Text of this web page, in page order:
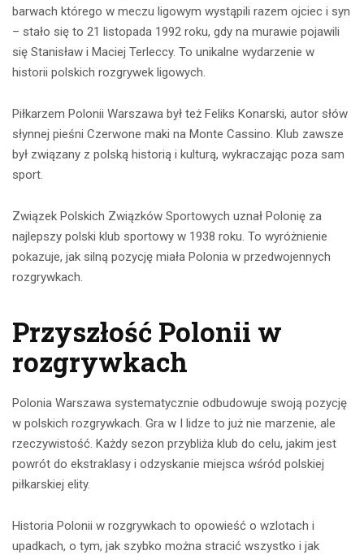
barwach którego w meczu ligowym wystąpili razem ojciec i syn
– stało się to 21 listopada 1992 roku, gdy na murawie pojawili
się Stanisław i Maciej Terleccy. To unikalne wydarzenie w
historii polskich rozgrywek ligowych.
Piłkarzem Polonii Warszawa był też Feliks Konarski, autor słów
słynnej pieśni Czerwone maki na Monte Cassino. Klub zawsze
był związany z polską historią i kulturą, wykraczając poza sam
sport.
Związek Polskich Związków Sportowych uznał Polonię za
najlepszy polski klub sportowy w 1938 roku. To wyróżnienie
pokazuje, jak silną pozycję miała Polonia w przedwojennych
rozgrywkach.
Przyszłość Polonii w
rozgrywkach
Polonia Warszawa systematycznie odbudowuje swoją pozycję
w polskich rozgrywkach. Gra w I lidze to już nie marzenie, ale
rzeczywistość. Każdy sezon przybliża klub do celu, jakim jest
powrót do ekstraklasy i odzyskanie miejsca wśród polskiej
piłkarskiej elity.
Historia Polonii w rozgrywkach to opowieść o wzlotach i
upadkach, o tym, jak szybko można stracić wszystko i jak